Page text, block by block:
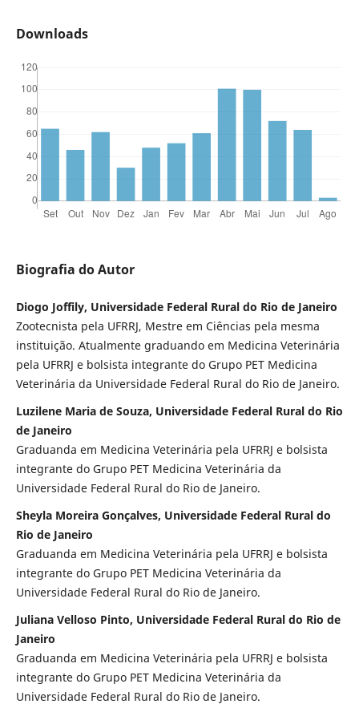
Downloads
Biografia do Autor
Diogo Joffily, Universidade Federal Rural do Rio de Janeiro
Zootecnista pela UFRRJ, Mestre em Ciências pela mesma
instituição. Atualmente graduando em Medicina Veterinária
pela UFRRJ e bolsista integrante do Grupo PET Medicina
Veterinária da Universidade Federal Rural do Rio de Janeiro.
Luzilene Maria de Souza, Universidade Federal Rural do Rio
de Janeiro
Graduanda em Medicina Veterinária pela UFRRJ e bolsista
integrante do Grupo PET Medicina Veterinária da
Universidade Federal Rural do Rio de Janeiro.
Sheyla Moreira Gonçalves, Universidade Federal Rural do
Rio de Janeiro
Graduanda em Medicina Veterinária pela UFRRJ e bolsista
integrante do Grupo PET Medicina Veterinária da
Universidade Federal Rural do Rio de Janeiro.
Juliana Velloso Pinto, Universidade Federal Rural do Rio de
Janeiro
Graduanda em Medicina Veterinária pela UFRRJ e bolsista
integrante do Grupo PET Medicina Veterinária da
Universidade Federal Rural do Rio de Janeiro.